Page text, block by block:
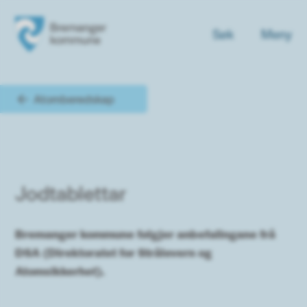
Søk Meny
Du er her:Atomberedskap
Jodtablettar
Bremanger kommune følgjer anbefalingane frå
DSA (Direktoratet for Strålevern og
Atomsikkerhet).